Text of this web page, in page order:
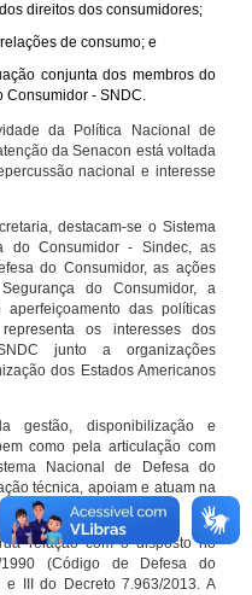
direitos dos consumidores;
de consumo; e
conjunta dos membros do
Consumidor - SNDC.
da Política Nacional de
da Senacon está voltada
nacional e interesse
destacam-se o Sistema
do Consumidor - Sindec, as
do Consumidor, as ações
do Consumidor, a
das políticas
os interesses dos
junto a organizações
dos Estados Americanos
gestão, disponibilização e
como pela articulação com
Nacional de Defesa do
técnica, apoiam e atuam na
relação com o disposto no
(Código de Defesa do
III do Decreto 7.963/2013. A